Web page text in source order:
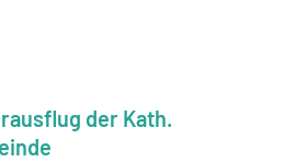
der Kath.